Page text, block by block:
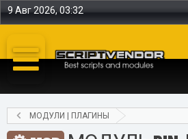
9 Авг 2026, 03:32
МОДУЛИ | ПЛАГИНЫ